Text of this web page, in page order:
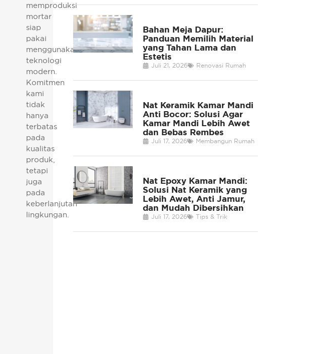
memproduksi
mortar
siap
pakai
menggunakan
teknologi
modern.
Komitmen
kami
tidak
hanya
terbatas
pada
kualitas
produk,
tetapi
juga
pada
keberlanjutan
lingkungan.
Bahan Meja Dapur:
Panduan Memilih Material
yang Tahan Lama dan
Estetis
Juli 21, 2026 Renovasi Rumah
Nat Keramik Kamar Mandi
Anti Bocor: Solusi Agar
Kamar Mandi Lebih Awet
dan Bebas Rembes
Juli 17, 2026 Membangun Rumah
Nat Epoxy Kamar Mandi:
Solusi Nat Keramik yang
Lebih Awet, Anti Jamur,
dan Mudah Dibersihkan
Juli 17, 2026 Tips & Trik